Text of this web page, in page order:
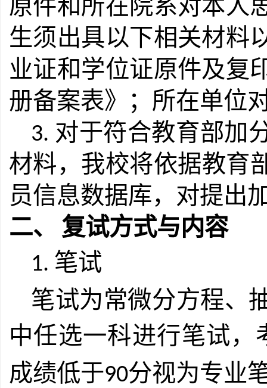
原件和所在院系对本人
生须出具以下相关材料
业证和学位证原件及复
册备案表》；所在单位
3. 对于符合教育部加
材料，我校将依据教育
员信息数据库，对提出
二、
复试方式与内容
1. 笔试
笔试为常微分方程、
中任选一科进行笔试，
成绩低于90分视为专业